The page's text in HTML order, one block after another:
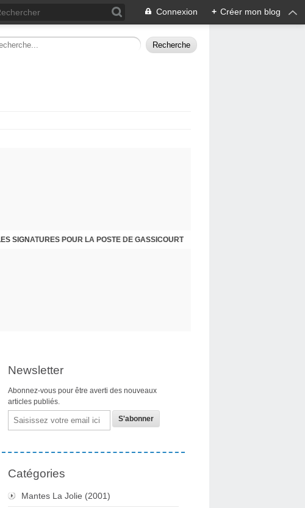
Connexion + Créer mon blog
SIGNATURES POUR LA POSTE DE GASSICOURT
DIMANCHE 25 JANVIER, JE VOUS INVITE
Newsletter
Abonnez-vous pour être averti des nouveaux
articles publiés.
Email
Catégories
Mantes La Jolie (2001)